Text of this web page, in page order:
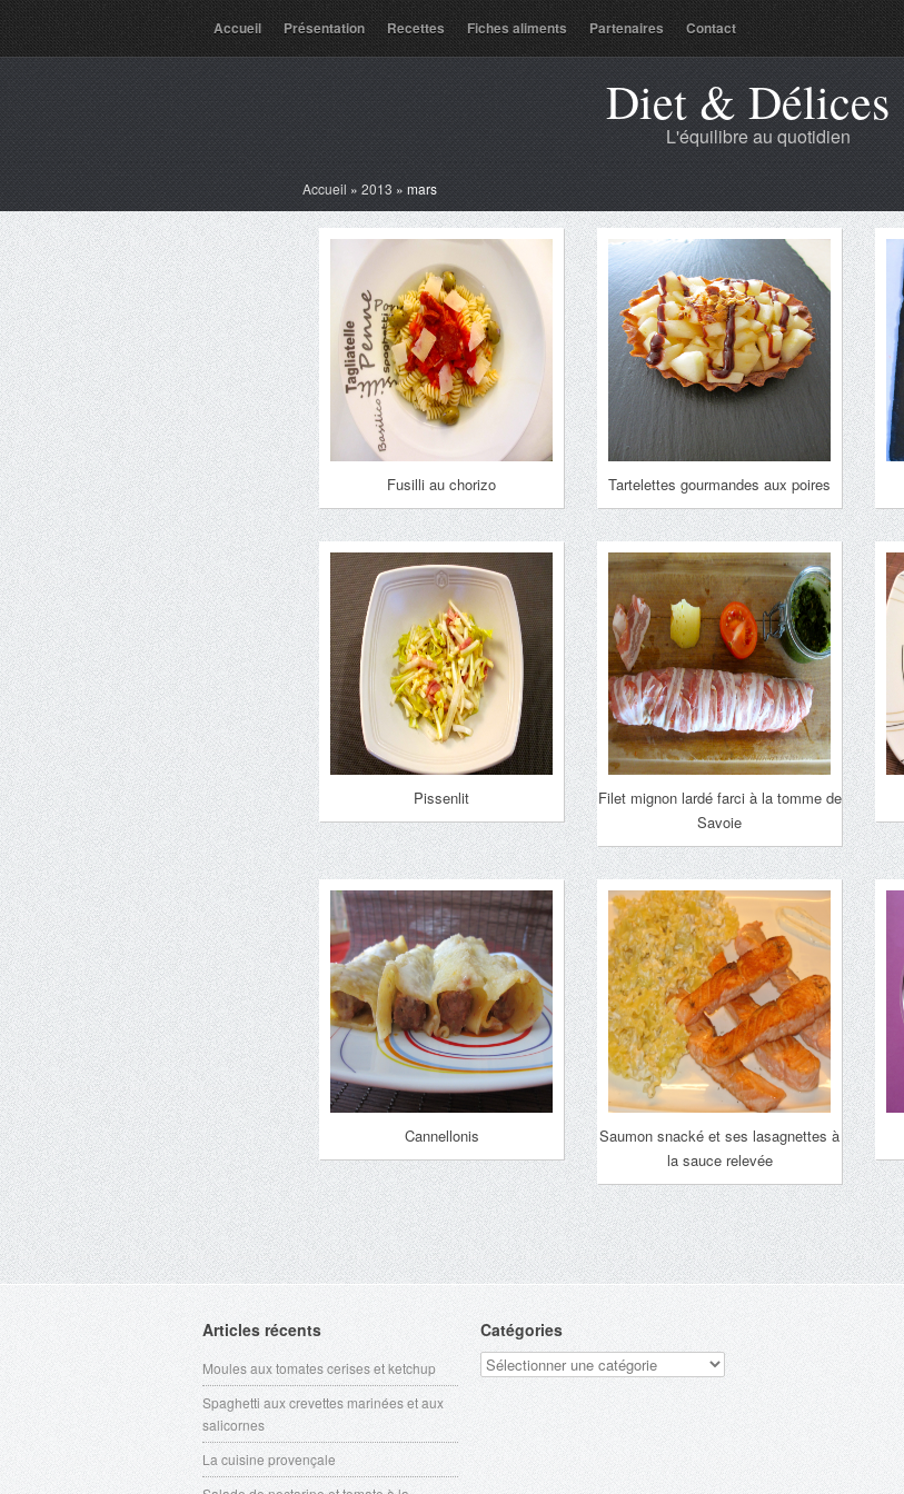
Accueil Présentation Recettes Fiches aliments Partenaires Contact
Diet & Délices
L'équilibre au quotidien
Accueil » 2013 » mars
Fusilli au chorizo Tartelettes gourmandes aux poires
Pissenlit
Filet mignon lardé farci à la tomme de
Savoie
Cannellonis
Saumon snacké et ses lasagnettes à
la sauce relevée
Articles récents
Moules aux tomates cerises et ketchup
Spaghetti aux crevettes marinées et aux
salicornes
La cuisine provençale
Catégories
Catégories